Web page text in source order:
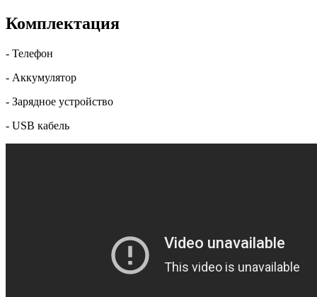
Комплектация
- Телефон
- Аккумулятор
- Зарядное устройство
- USB кабель